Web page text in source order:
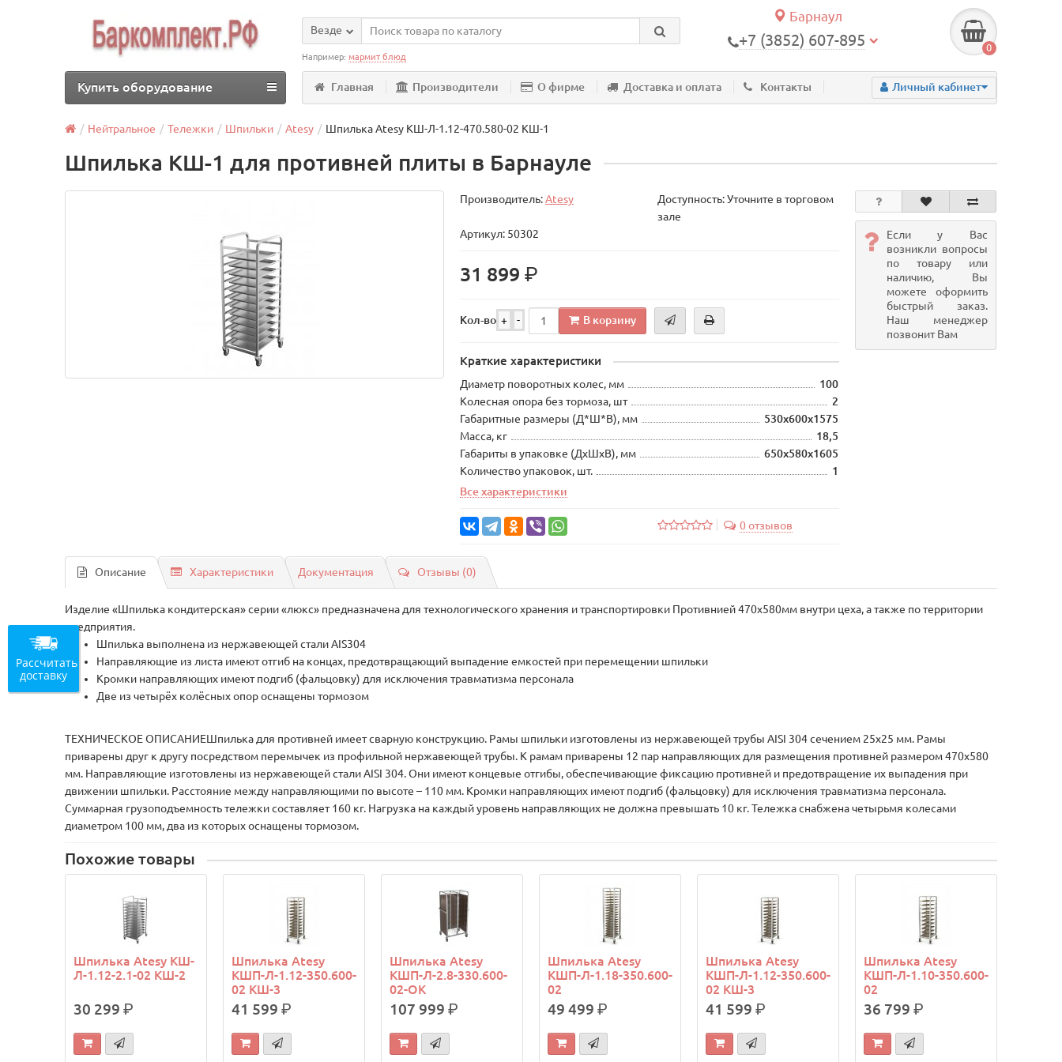
Барнаул
+7 (3852) 607-895 0
Везде
Например:мармит блюд
Главная Производители О фирме Доставка и оплата Контакты Личный кабинет
Купить оборудование
Нейтральное Тележки Шпильки Atesy Шпилька Atesy КШ-Л-1.12-470.580-02 КШ-1
Шпилька КШ-1 для противней плиты в Барнауле
Производитель:Atesy
Доступность: Уточните в торговом
зале
Артикул: 50302
31 899р.
Кол-во + - В корзину
Краткие характеристики
Диаметр поворотных колес, мм
100
Колесная опора без тормоза, шт
2
Габаритные размеры (Д*Ш*В), мм
530х600х1575
Масса, кг
18,5
Габариты в упаковке (ДхШхВ), мм
650х580х1605
Количество упаковок, шт.
1
Все характеристики
0 отзывов
Если у Вас
возникли вопросы
по товару или
наличию, Вы
можете оформить
быстрый заказ.
Наш менеджер
позвонит Вам
Описание Характеристики Документация Отзывы (0)
Изделие «Шпилька кондитерская» серии «люкс» предназначена для технологического хранения и транспортировки Противнией 470х580мм внутри цеха, а также по территории
предприятия.
Шпилька выполнена из нержавеющей стали AIS304
Направляющие из листа имеют отгиб на концах, предотвращающий выпадение емкостей при перемещении шпильки
Кромки направляющих имеют подгиб (фальцовку) для исключения травматизма персонала
Две из четырёх колёсных опор оснащены тормозом
ТЕХНИЧЕСКОЕ ОПИСАНИЕШпилька для противней имеет сварную конструкцию. Рамы шпильки изготовлены из нержавеющей трубы AISI 304 сечением 25х25 мм. Рамы
приварены друг к другу посредством перемычек из профильной нержавеющей трубы. К рамам приварены 12 пар направляющих для размещения противней размером 470х580
мм. Направляющие изготовлены из нержавеющей стали AISI 304. Они имеют концевые отгибы, обеспечивающие фиксацию противней и предотвращение их выпадения при
движении шпильки. Расстояние между направляющими по высоте – 110 мм. Кромки направляющих имеют подгиб (фальцовку) для исключения травматизма персонала.
Суммарная грузоподъемность тележки составляет 160 кг. Нагрузка на каждый уровень направляющих не должна превышать 10 кг. Тележка снабжена четырьмя колесами
диаметром 100 мм, два из которых оснащены тормозом.
Похожие товары
Шпилька Atesy КШ-
Л-1.12-2.1-02 КШ-2
30 299р.
Шпилька Atesy
КШП-Л-1.12-350.600-
02 КШ-3
41 599р.
Шпилька Atesy
КШП-Л-2.8-330.600-
02-ОК
107 999р.
Шпилька Atesy
КШП-Л-1.18-350.600-
02
49 499р.
Шпилька Atesy
КШП-Л-1.12-350.600-
02 КШ-3
41 599р.
Шпилька Atesy
КШП-Л-1.10-350.600-
02
36 799р.
Рассчитать
доставку